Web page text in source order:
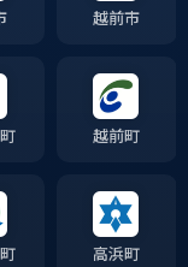
越前市
越前町
高浜町